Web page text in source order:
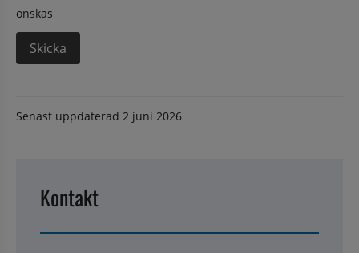
önskas
Senast uppdaterad 2 juni 2026
Kontakt